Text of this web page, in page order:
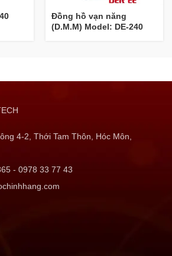
Đồng hồ vạn năng
(D.M.M) Model: DE-240
4-2, Thới Tam Thôn, Hóc Môn,
- 0978 33 77 43